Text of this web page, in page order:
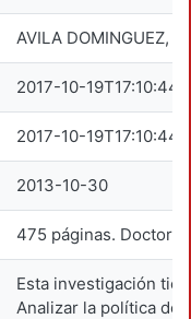
AVILA DOMINGUEZ,
2017-10-19T17:10:44Z
2017-10-19T17:10:44Z
2013-10-30
475 páginas.
Esta investigación
Analizar la política de